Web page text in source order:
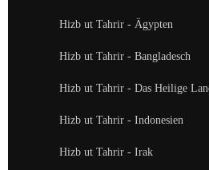
Hizb ut Tahrir - Ägypten
Hizb ut Tahrir - Bangladesch
Hizb ut Tahrir - Das Heilige
Hizb ut Tahrir - Indonesien
Hizb ut Tahrir - Irak